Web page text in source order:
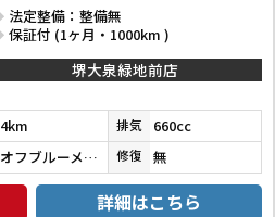
法定整備：整備無
保証付 (1ヶ月・1000km )
堺大泉緑地前店
4km 排気 660cc
オフブルーメタリック／ガンメタリック 修復 無
詳細はこちら